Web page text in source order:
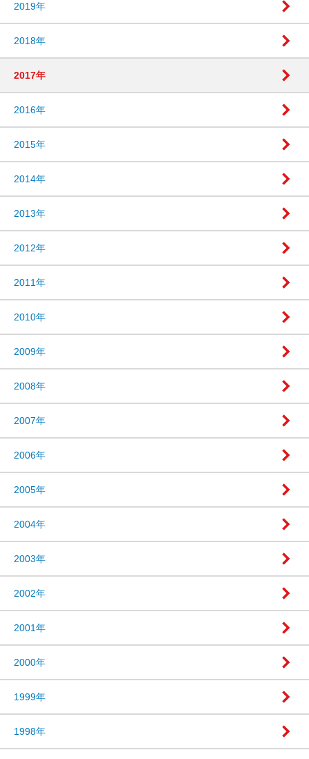
2019年
2018年
2017年
2016年
2015年
2014年
2013年
2012年
2011年
2010年
2009年
2008年
2007年
2006年
2005年
2004年
2003年
2002年
2001年
2000年
1999年
1998年